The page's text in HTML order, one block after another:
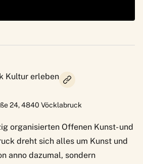
Kultur erleben
24,4840 Vöcklabruck
organisierten Offenen Kunst- und
dreht sich alles um Kunst und
anno dazumal, sondern